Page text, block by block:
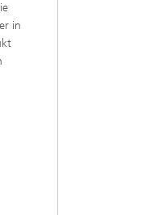
in